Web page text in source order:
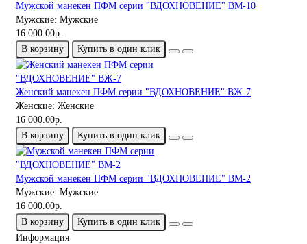
Мужской манекен ПФМ серии "ВДОХНОВЕНИЕ" ВМ-10
Мужские: Мужские
16 000.00р.
В корзину
Купить в один клик
Женский манекен ПФМ серии "ВДОХНОВЕНИЕ" ВЖ-7
Женские: Женские
16 000.00р.
В корзину
Купить в один клик
Мужской манекен ПФМ серии "ВДОХНОВЕНИЕ" ВМ-2
Мужские: Мужские
16 000.00р.
В корзину
Купить в один клик
Информация